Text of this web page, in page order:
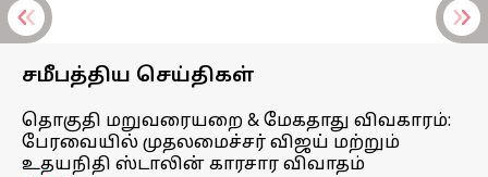
சமீபத்திய செய்திகள்
தொகுதி மறுவரையறை & மேகதாது விவகாரம்:
பேரவையில் முதலமைச்சர் விஜய் மற்றும்
உதயநிதி ஸ்டாலின் காரசார விவாதம்